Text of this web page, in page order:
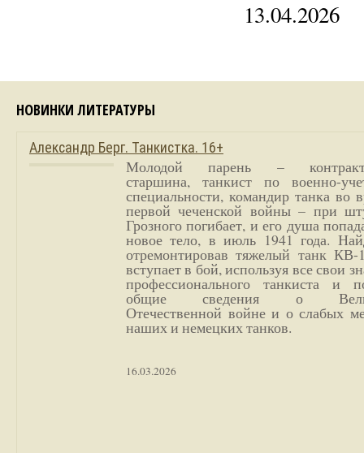
13.04.2026
НОВИНКИ ЛИТЕРАТУРЫ
Александр Берг. Танкистка. 16+
Молодой парень –
старшина, танкист по военно-
специальности, командир танка во
первой чеченской войны – при
Грозного погибает, и его душа
новое тело, в июль 1941 года.
отремонтировав тяжелый танк
вступает в бой, используя все свои
профессионального танкиста и
общие сведения о
Отечественной войне и о слабых
наших и немецких танков.
16.03.2026